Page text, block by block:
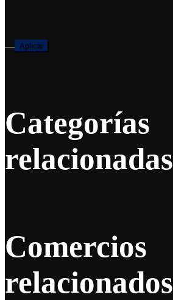
— Aplicar
Categorías
relacionadas
Comercios
relacionados